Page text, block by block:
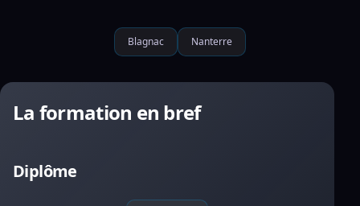
Blagnac Nanterre
La formation en bref
Diplôme